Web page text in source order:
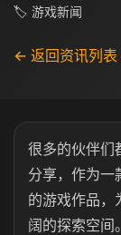
🏷 游戏新闻
← 返回资讯列表
很多的伙伴们
分享，作为一
的游戏作品，
阔的探索空间